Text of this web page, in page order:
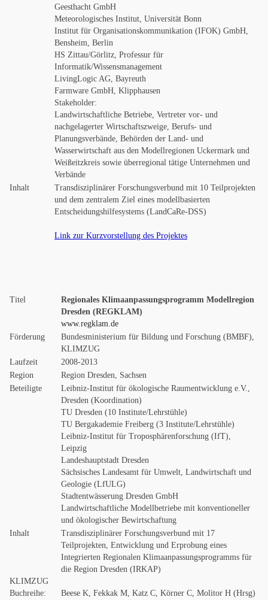
Geesthacht GmbH
Meteorologisches Institut, Universität Bonn
Institut für Organisationskommunikation (IFOK) GmbH,
Bensheim, Berlin
HS Zittau/Görlitz, Professur für
Informatik/Wissensmanagement
LivingLogic AG, Bayreuth
Farmware GmbH, Klipphausen
Stakeholder:
Landwirtschaftliche Betriebe, Vertreter vor- und
nachgelagerter Wirtschaftszweige, Berufs- und
Planungsverbände, Behörden der Land- und
Wasserwirtschaft aus den Modellregionen Uckermark und
Weißeitzkreis sowie überregional tätige Unternehmen und
Verbände
Inhalt
Transdisziplinärer Forschungsverbund mit 10 Teilprojekten
und dem zentralem Ziel eines modellbasierten
Entscheidungshilfesystems (LandCaRe-DSS)
Link zur Kurzvorstellung des Projektes
Titel
Regionales Klimaanpassungsprogramm Modellregion
Dresden (REGKLAM)
www.regklam.de
Förderung
Bundesministerium für Bildung und Forschung (BMBF),
KLIMZUG
Laufzeit
2008-2013
Region
Region Dresden, Sachsen
Beteiligte
Leibniz-Institut für ökologische Raumentwicklung e.V.,
Dresden (Koordination)
TU Dresden (10 Institute/Lehrstühle)
TU Bergakademie Freiberg (3 Institute/Lehrstühle)
Leibniz-Institut für Troposphärenforschung (IfT),
Leipzig
Landeshauptstadt Dresden
Sächsisches Landesamt für Umwelt, Landwirtschaft und
Geologie (LfULG)
Stadtentwässerung Dresden GmbH
Landwirtschaftliche Modellbetriebe mit konventioneller
und ökologischer Bewirtschaftung
Inhalt
KLIMZUG
Buchreihe:
Transdisziplinärer Forschungsverbund mit 17
Teilprojekten, Entwicklung und Erprobung eines
Integrierten Regionalen Klimaanpassungsprogramms für
die Region Dresden (IRKAP)
Beese K, Fekkak M, Katz C, Körner C, Molitor H (Hrsg)